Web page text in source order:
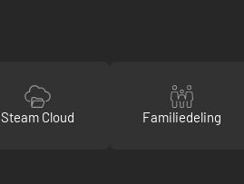
Steam Cloud Familiedeling